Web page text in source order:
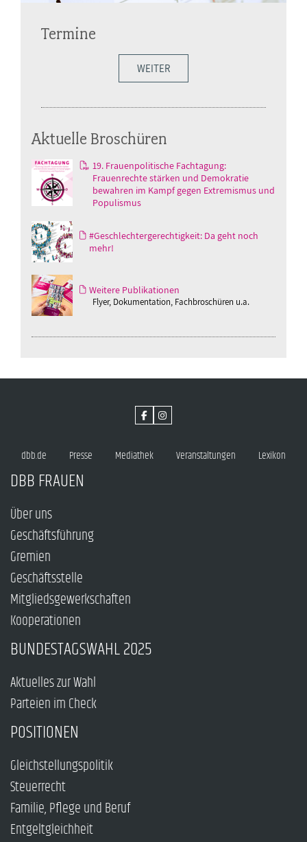
Termine
WEITER
Aktuelle Broschüren
19. Frauenpolitische Fachtagung:
Frauenrechte stärken und Demokratie
bewahren im Kampf gegen Extremismus und
Populismus
#Geschlechtergerechtigkeit: Da geht noch
mehr!
Weitere Publikationen
Flyer, Dokumentation, Fachbroschüren u.a.
dbb.de Presse Mediathek Veranstaltungen Lexikon
DBB FRAUEN
Über uns
Geschäftsführung
Gremien
Geschäftsstelle
Mitgliedsgewerkschaften
Kooperationen
BUNDESTAGSWAHL 2025
Aktuelles zur Wahl
Parteien im Check
POSITIONEN
Gleichstellungspolitik
Steuerrecht
Familie, Pflege und Beruf
Entgeltgleichheit